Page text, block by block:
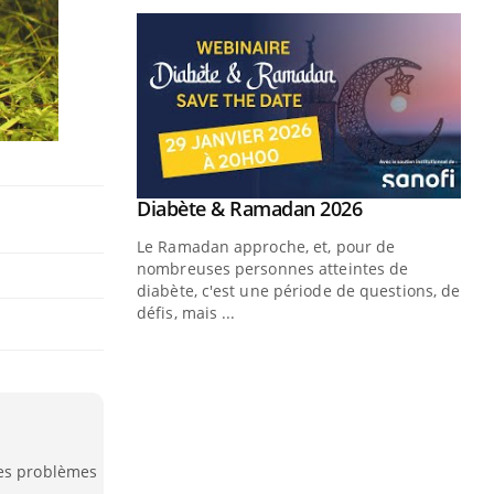
problèmes
Youtube
Diabète & Ramadan 2026Youtube
Le Ramadan approche, et, pour de
nombreuses personnes atteintes de
diabète, c'est une période de questions, de
défis, mais ...